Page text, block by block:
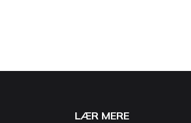
LÆR MERE